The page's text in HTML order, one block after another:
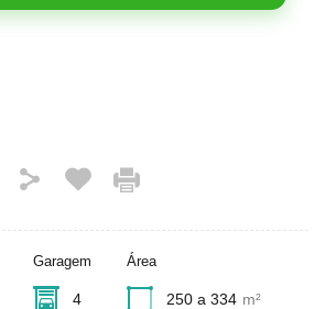
Garagem
4
Área
250 a 334 m²